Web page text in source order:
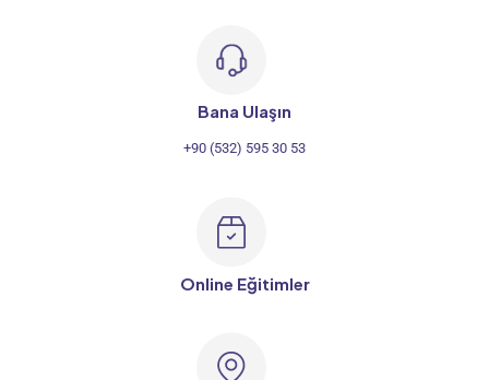
Bana Ulaşın
+90 (532) 595 30 53
Online Eğitimler